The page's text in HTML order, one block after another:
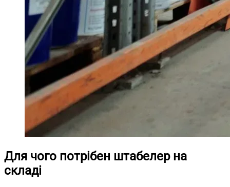
Для чого потрібен штабелер на
складі